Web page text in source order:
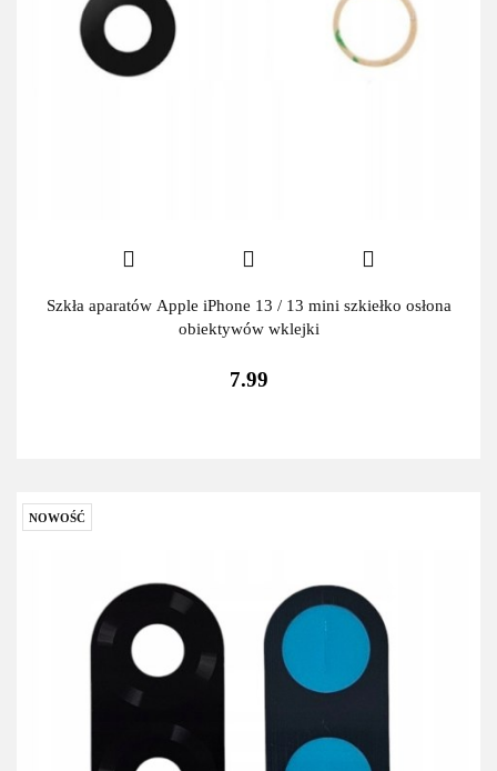
Szkła aparatów Apple iPhone 13 / 13 mini szkiełko osłona
obiektywów wklejki
7.99
NOWOŚĆ